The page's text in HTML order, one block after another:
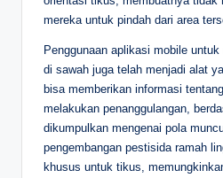
mereka untuk pindah dari area
Penggunaan aplikasi mobile
di sawah juga telah menjadi alat
bisa memberikan informasi
melakukan penanggulangan,
dikumpulkan mengenai pola
pengembangan pestisida ramah
khusus untuk tikus,